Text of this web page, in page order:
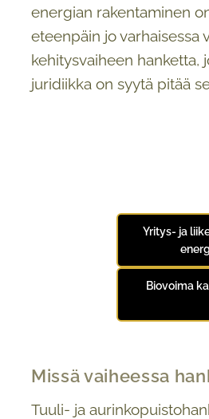
energian rakentaminen
eteenpäin jo varhaisessa
kehitysvaiheen hanketta,
juridiikka on syytä pitää
Yritys- ja
Biovoima
Missä vaiheessa
Tuuli- ja